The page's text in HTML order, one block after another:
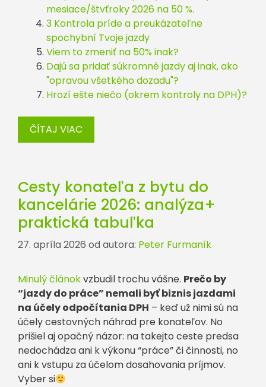
mesiace/štvťroky 2026 na 50 %.
3 Kontrola príde a preukázateľne
spochybní Tvoje jazdy
Viem to zmeniť na 50% inak?
Dajú sa pridať súkromné jazdy aj inak, ako
"opravou všetkého dozadu"?
Hrozí ešte niečo (okrem kontroly na DPH)?
ČÍTAJ VIAC
Cesty konateľa z bytu do
kancelárie 2026: analýza+
praktická tabuľka
27. apríla 2026 od autora: Peter Furmaník
Minulý článokvzbudil trochu vášne. Prečo by
“jazdy do práce” nemali byť biznis jazdami
na účely odpočítania DPH – keď už nimi sú na
účely cestovných náhrad pre konateľov. No
prišiel aj opačný názor: na takejto ceste predsa
nedochádza ani k výkonu “práce” či činnosti, no
ani k vstupu za účelom dosahovania príjmov.
Vyber si